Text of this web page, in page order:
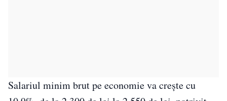
Salariul minim brut pe economie va creşte cu